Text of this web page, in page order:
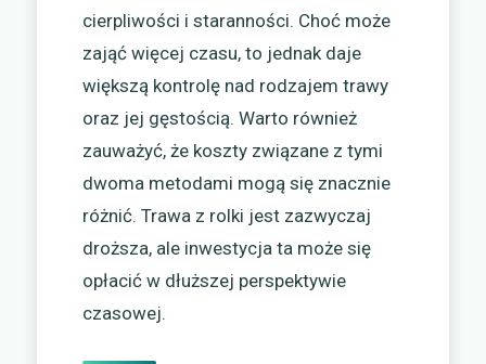
cierpliwości i staranności. Choć może
zająć więcej czasu, to jednak daje
większą kontrolę nad rodzajem trawy
oraz jej gęstością. Warto również
zauważyć, że koszty związane z tymi
dwoma metodami mogą się znacznie
różnić. Trawa z rolki jest zazwyczaj
droższa, ale inwestycja ta może się
opłacić w dłuższej perspektywie
czasowej.